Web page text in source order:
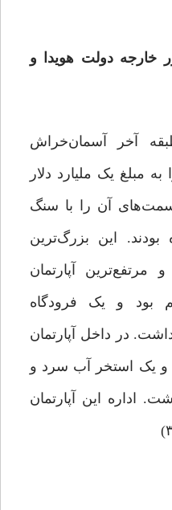
خارجه دولت هویدا و
آخر آسمان‌خراش
مبلغ یک ملیارد دلار
آن را با سنگ
بودند. این بزرگ‌ترین
مرتفع‌ترین آپارتمان
بود و یک فرودگاه
در داخل آپارتمان
یک استخر آب سرد و
اداره این آپارتمان